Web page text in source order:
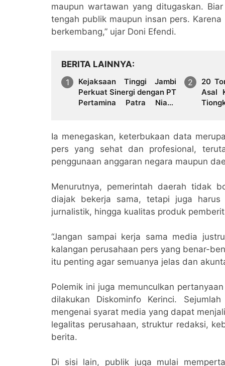
maupun wartawan yang ditugaskan.
tengah publik maupun insan pers.
berkembang,” ujar Doni Efendi.
BERITA LAINNYA
Kejaksaan Tinggi Jambi
Perkuat Sinergi dengan PT
Pertamina Patra Niaga
Perjanjian Kerja Sama
Bidang Hukum
20
Asal
Ia menegaskan, keterbukaan data
pers yang sehat dan profesional,
penggunaan anggaran negara maupun
Menurutnya, pemerintah daerah tidak
diajak bekerja sama, tetapi juga harus
jurnalistik, hingga kualitas produk
“Jangan sampai kerja sama media
kalangan perusahaan pers yang benar-
itu penting agar semuanya jelas dan
Polemik ini juga memunculkan
dilakukan Diskominfo Kerinci.
mengenai syarat media yang dapat
legalitas perusahaan, struktur redaksi,
berita.
Di sisi lain, publik juga mulai